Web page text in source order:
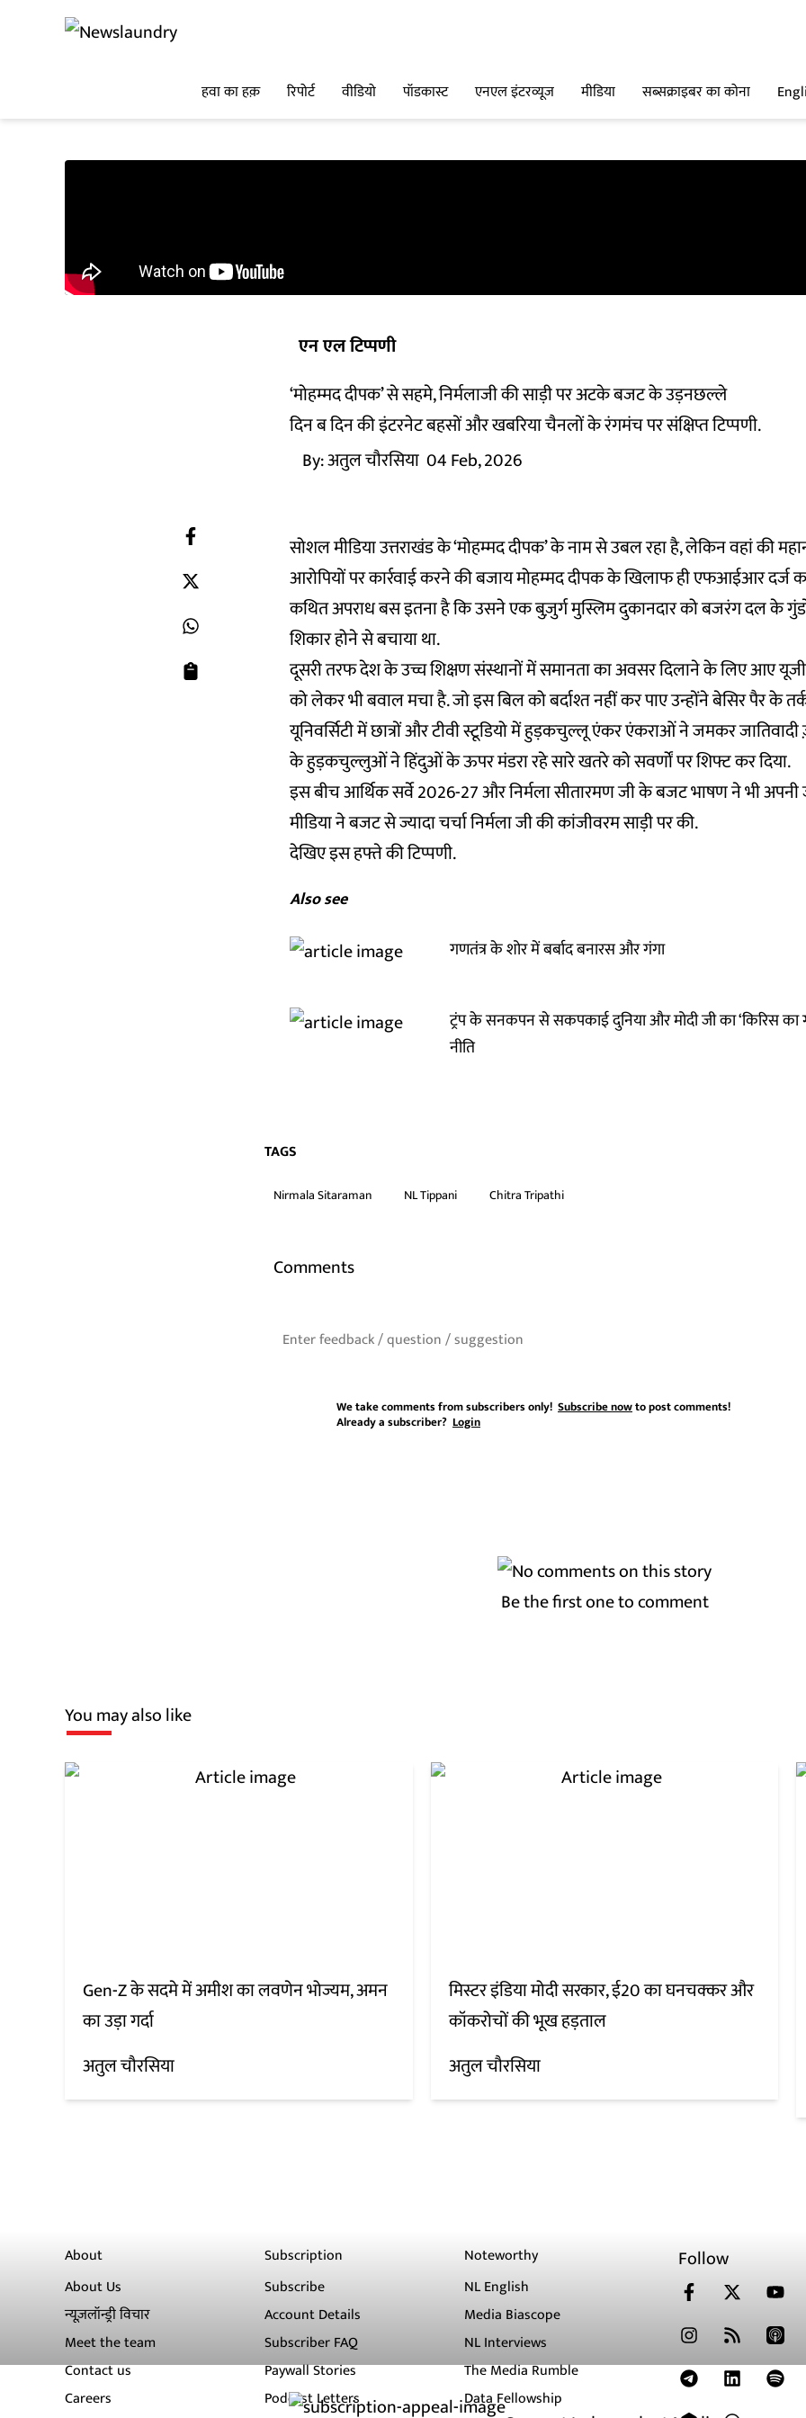
हवा का हक़ रिपोर्ट वीडियो पॉडकास्ट एनएल इंटरव्यूज मीडिया सब्सक्राइबर का कोना
एन एल टिप्पणी
‘मोहम्मद दीपक’ से सहमे, निर्मलाजी की साड़ी पर अटके बजट के उड़नछल्ले
दिन ब दिन की इंटरनेट बहसों और खबरिया चैनलों के रंगमंच पर संक्षिप्त टिप्पणी.
By:अतुल चौरसिया 04 Feb, 2026
सोशल मीडिया उत्तराखंड के ‘मोहम्मद दीपक’ के नाम से उबल रहा है, लेकिन वहां की
आरोपियों पर कार्रवाई करने की बजाय मोहम्मद दीपक के खिलाफ ही एफआईआर दर्ज
कथित अपराध बस इतना है कि उसने एक बुज़ुर्ग मुस्लिम दुकानदार को बजरंग दल के
शिकार होने से बचाया था.
दूसरी तरफ देश के उच्च शिक्षण संस्थानों में समानता का अवसर दिलाने के लिए आए
को लेकर भी बवाल मचा है. जो इस बिल को बर्दाश्त नहीं कर पाए उन्होंने बेसिर पैर के
यूनिवर्सिटी में छात्रों और टीवी स्टूडियो में हुड़कचुल्लू एंकर एंकराओं ने जमकर
के हुड़कचुल्लुओं ने हिंदुओं के ऊपर मंडरा रहे सारे खतरे को सवर्णों पर शिफ्ट कर दिया.
इस बीच आर्थिक सर्वे 2026-27 और निर्मला सीतारमण जी के बजट भाषण ने भी
मीडिया ने बजट से ज्यादा चर्चा निर्मला जी की कांजीवरम साड़ी पर की.
देखिए इस हफ्ते की टिप्पणी.
Also see
गणतंत्र के शोर में बर्बाद बनारस और गंगा
ट्रंप के सनकपन से सकपकाई दुनिया और मोदी जी का ‘किरिस का
नीति
TAGS
Nirmala Sitaraman NL Tippani Chitra Tripathi
Comments
We take comments from subscribers only! Subscribe nowto post comments!
Already a subscriber? Login
Be the first one to comment
You may also like
Gen-Z के सदमे में अमीश का लवणेन भोज्यम, अमन
का उड़ा गर्दा
अतुल चौरसिया
मिस्टर इंडिया मोदी सरकार, ई20 का घनचक्कर और
कॉकरोचों की भूख हड़ताल
अतुल चौरसिया
About
About Us
न्यूज़लॉन्ड्री विचार
Meet the team
Contact us
Careers
Subscription
Subscribe
Account Details
Subscriber FAQ
Paywall Stories
Podcast Letters
Noteworthy
NL English
Media Biascope
NL Interviews
The Media Rumble
Data Fellowship
Follow